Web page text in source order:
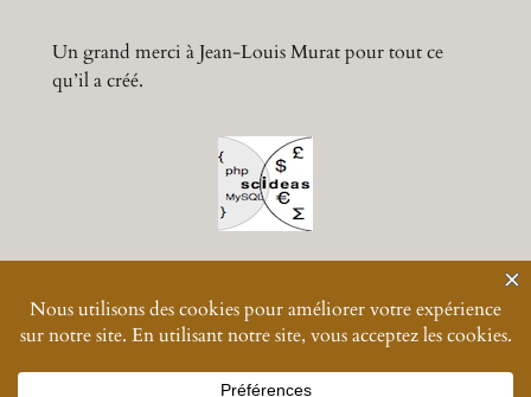
Un grand merci à Jean-Louis Murat pour tout ce
qu’il a créé.
© 2024-2026Muratmusiques
Vos données personnelles